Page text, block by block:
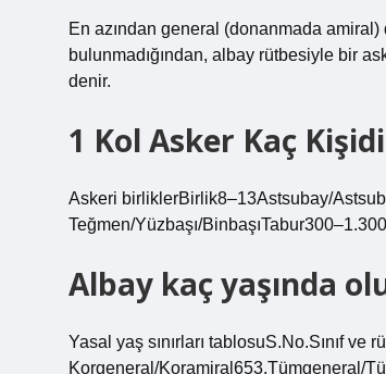
En azından general (donanmada
bulunmadığından, albay rütbesiyle bir
denir.
1 Kol Asker Kaç
Askeri birliklerBirlik8–13Astsubay/
Teğmen/Yüzbaşı/
Albay kaç yaşında
Yasal yaş sınırları tablosuS.No.Sınıf ve
Korgeneral/Koramiral653.Tümgeneral/